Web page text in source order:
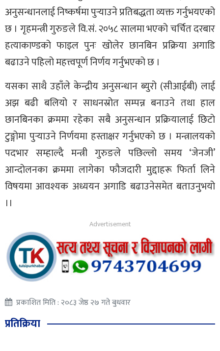
अनुसन्धानलाई निष्कर्षमा पुर्‍याउने प्रतिबद्धता व्यक्त गर्नुभयएको
छ । गृहमन्त्री गुरुङले वि.सं. २०५८ सालमा भएको चर्चित दरबार
हत्याकाण्डको फाइल पुनः खोलेर छानबिन प्रक्रिया अगाडि
बढाउने पहिलो महत्त्वपूर्ण निर्णय गर्नुभएको छ ।
यसका साथै उहाँले केन्द्रीय अनुसन्धान ब्युरो (सीआईबी) लाई
अझ बढी बलियो र साधनस्रोत सम्पन्न बनाउने तथा हाल
छानबिनका क्रममा रहेका सबै अनुसन्धान प्रक्रियालाई छिटो
टुङ्गोमा पुर्‍याउने निर्णयमा हस्ताक्षर गर्नुभएको छ । मन्त्रालयको
पदभार सम्हाल्दै मन्त्री गुरुङले पछिल्लो समय ‘जेनजी’
आन्दोलनका क्रममा लागेका फौजदारी मुद्दाहरू फिर्ता लिने
विषयमा आवश्यक अध्ययन अगाडि बढाउनेसमेत बताउनुभयो
।।
प्रकाशित मिति : २०८३ जेष्ठ २७ गते बुधवार
प्रतिक्रिया